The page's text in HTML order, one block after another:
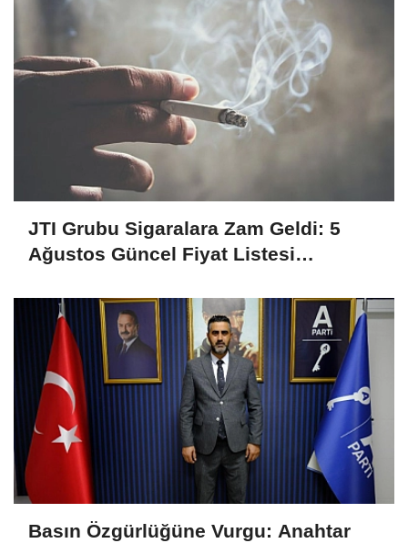
JTI Grubu Sigaralara Zam Geldi: 5
Ağustos Güncel Fiyat Listesi
Basın Özgürlüğüne Vurgu: Anahtar